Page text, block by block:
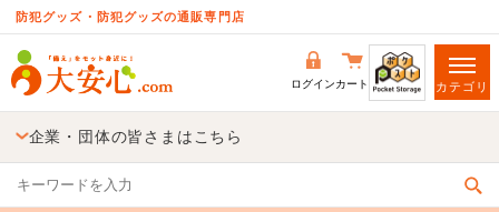
防犯グッズ・防犯グッズの通販専門店
ログインカート カテゴリ
企業・団体の皆さまはこちら